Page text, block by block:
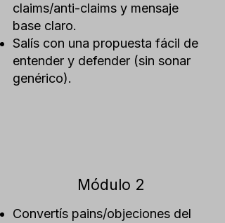
claims/anti-claims y mensaje
base claro.
Salís con una propuesta fácil de
entender y defender (sin sonar
genérico).
Módulo 2
Convertís pains/objeciones del